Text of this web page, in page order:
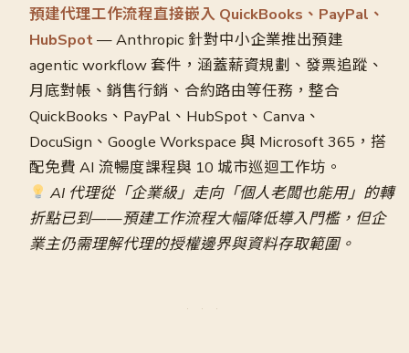
預建代理工作流程直接嵌入 QuickBooks、PayPal、
HubSpot— Anthropic 針對中小企業推出預建
agentic workflow 套件，涵蓋薪資規劃、發票追蹤、
月底對帳、銷售行銷、合約路由等任務，整合
QuickBooks、PayPal、HubSpot、Canva、
DocuSign、Google Workspace 與 Microsoft 365，搭
配免費 AI 流暢度課程與 10 城市巡迴工作坊。
AI 代理從「企業級」走向「個人老闆也能用」的轉
折點已到——預建工作流程大幅降低導入門檻，但企
業主仍需理解代理的授權邊界與資料存取範圍。